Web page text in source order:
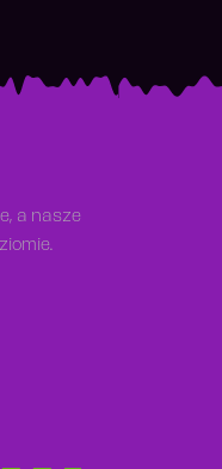
a nasze